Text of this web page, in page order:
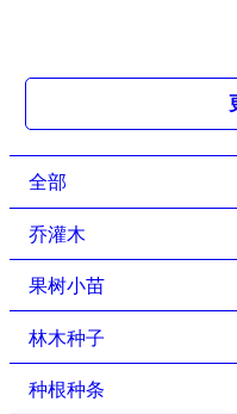
全部
乔灌木
果树小苗
林木种子
种根种条